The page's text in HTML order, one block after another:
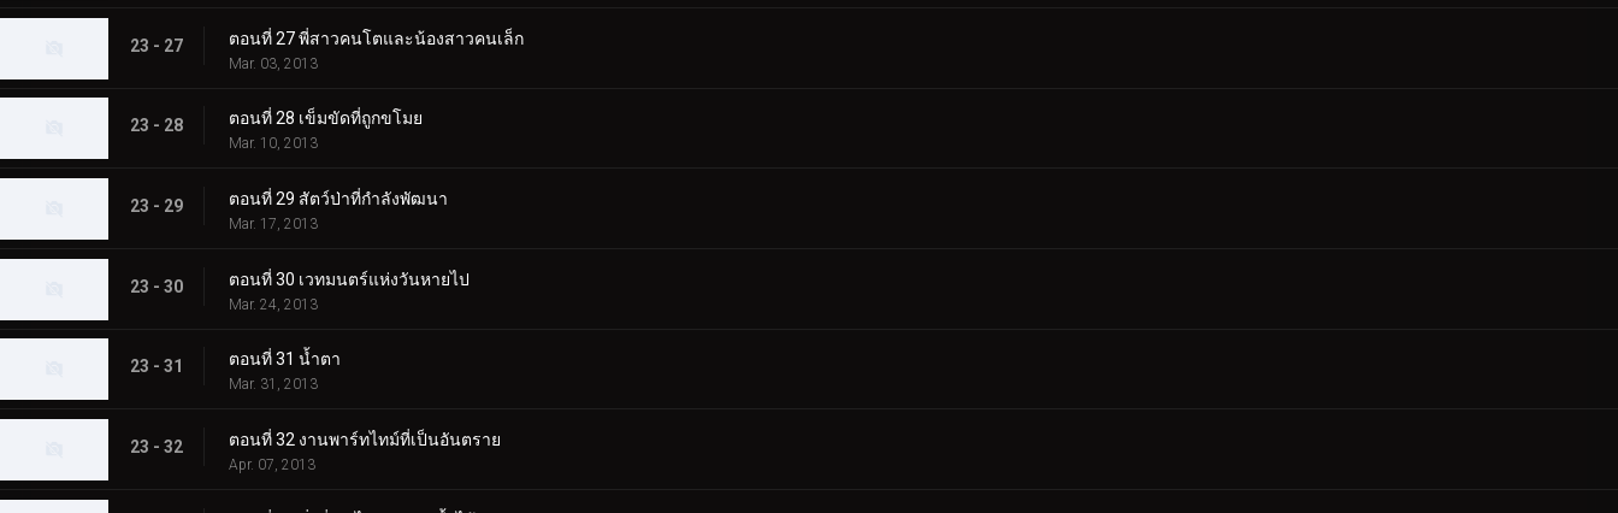
23 - 27 ตอนที่ 27 พี่สาวคนโตและน้องสาวคนเล็ก
Mar. 03, 2013
23 - 28 ตอนที่ 28 เข็มขัดที่ถูกขโมย
Mar. 10, 2013
23 - 29 ตอนที่ 29 สัตว์ป่าที่กำลังพัฒนา
Mar. 17, 2013
23 - 30 ตอนที่ 30 เวทมนตร์แห่งวันหายไป
Mar. 24, 2013
23 - 31 ตอนที่ 31 น้ำตา
Mar. 31, 2013
23 - 32 ตอนที่ 32 งานพาร์ทไทม์ที่เป็นอันตราย
Apr. 07, 2013